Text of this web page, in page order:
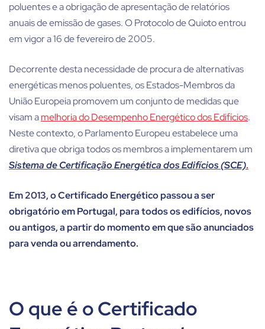
poluentes e a obrigação de apresentação de relatórios
anuais de emissão de gases. O Protocolo de Quioto entrou
em vigor a 16 de fevereiro de 2005.
Decorrente desta necessidade de procura de alternativas
energéticas menos poluentes, os Estados-Membros da
União Europeia promovem um conjunto de medidas que
visam amelhoria do Desempenho Energético dos Edifícios.
Neste contexto, o Parlamento Europeu estabelece uma
diretiva que obriga todos os membros a implementarem um
Sistema de Certificação Energética dos Edifícios (SCE).
Em 2013, o Certificado Energético passou a ser
obrigatório em Portugal, para todos os edifícios, novos
ou antigos, a partir do momento em que são anunciados
para venda ou arrendamento.
O que é o Certificado